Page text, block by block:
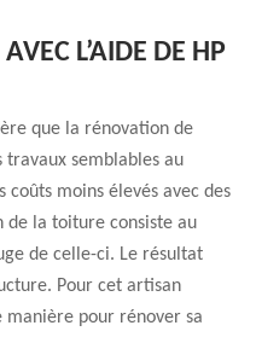
L’AIDE DE HP
que la rénovation de
semblables au
moins élevés avec des
de la toiture consiste au
de celle-ci. Le résultat
Pour cet artisan
pour rénover sa